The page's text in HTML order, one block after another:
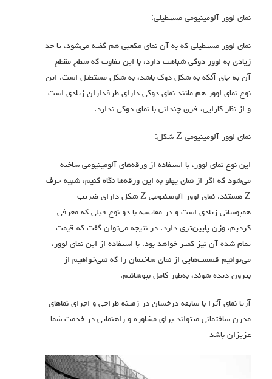
نمای لوور آلومینیومی مستطیلی:
نمای لوور مستطیلی که به آن نمای مکعبی هم گفته می‌شود، تا حد
زیادی به لوور دوکی شباهت دارد، با این تفاوت که سطح مقطع
آن به جای آنکه به شکل دوک باشد، به شکل مستطیل است. این
نوع نمای لوور هم مانند نمای دوکی دارای طرفداران زیادی است
و از نظر کارایی، فرق چندانی با نمای دوکی ندارد.
نمای لوور آلومینیومی Z شکل:
این نوع نمای لوور، با استفاده از ورقه‌های آلومینیومی ساخته
می‌شود که اگر از نمای پهلو به این ورقه‌ها نگاه کنیم، شبیه حرف
Z هستند. نمای لوور آلومینیومی Z شکل دارای ضریب
همپوشانی زیادی است و در مقایسه با دو نوع قبلی که معرفی
کردیم، وزن پایین‌تری دارد. در نتیجه می‌توان گفت که قیمت
تمام شده آن نیز کمتر خواهد بود. با استفاده از این نمای لوور،
می‌توانیم قسمت‌هایی از نمای ساختمان را که نمی‌خواهیم از
بیرون دیده شوند، به‌طور کامل بپوشانیم.
آریا نمای آترا با سابقه درخشان در زمینه طراحی و اجرای نماهای
مدرن ساختمانی میتواند برای مشاوره و راهنمایی در خدمت شما
عزیزان باشد